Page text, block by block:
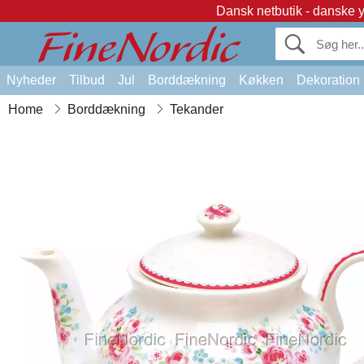
Dansk netbutik - danske
Nyheder Tilbud Jul Borddækning Køkken Dekoration
Home Borddækning Tekander